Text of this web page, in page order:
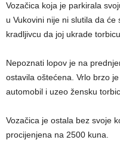
Vozačica koja je parkirala
u Vukovini nije ni slutila da
kradljivcu da joj ukrade
Nepoznati lopov je na
ostavila oštećena. Vrlo brzo
automobil i uzeo žensku
Vozačica je ostala bez svoje
procijenjena na 2500 kuna.